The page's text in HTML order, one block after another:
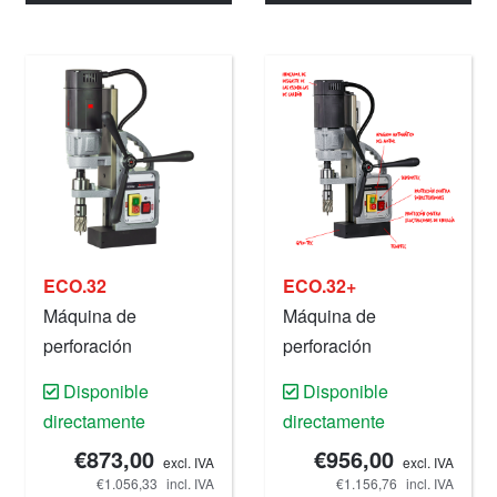
fresas rotativas
ECO.32
Máquina de
perforación
220 V.
Disponible
directamente
€873,00 excl. IVA
€1.056,33 incl. IVA
ECO.32+
Máquina de
perforación
220 V.
Disponible
directamente
€956,00 excl. IVA
€1.156,76 incl. IVA